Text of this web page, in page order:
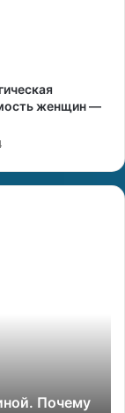
женщин —
Почему